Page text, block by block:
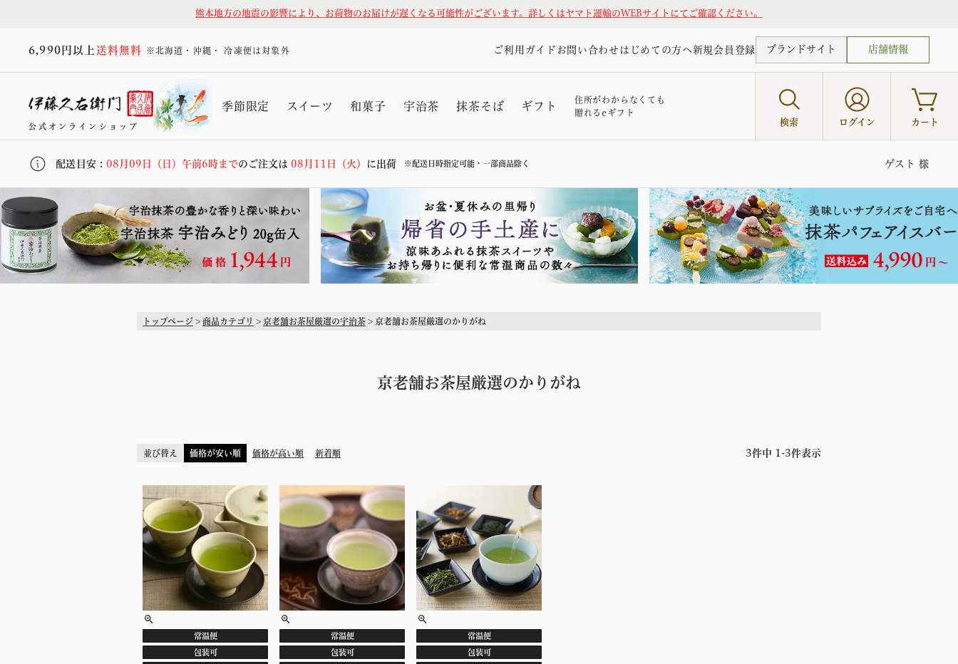
熊本地方の地震の影響により、お荷物のお届けが遅くなる可能性がございます。詳しくはヤマト運輸のWEBサイトにてご確認ください。
6,990円以上 送料無料 ※北海道・沖縄・ 冷凍便は対象外 ご利用ガイド お問い合わせ はじめての方へ新規会員登録 ブランドサイト 店舗情報
公式オンラインショップ
季節限定 スイーツ 和菓子 宇治茶 抹茶そば ギフト
住所がわからなくても
贈れるeギフト
検索 ログイン カート
配送目安 : 08月09日（日）午前6時までのご注文は 08月11日（火） に出荷 ※配送日時指定可能・一部商品除く ゲスト 様
トップページ 商品カテゴリ 京老舗お茶屋厳選の宇治茶 京老舗お茶屋厳選のかりがね
京老舗お茶屋厳選のかりがね
並び替え 価格が安い順 価格が高い順 新着順 3件中 1 -3件表示
常温便
包装可
常温便
包装可
常温便
包装可